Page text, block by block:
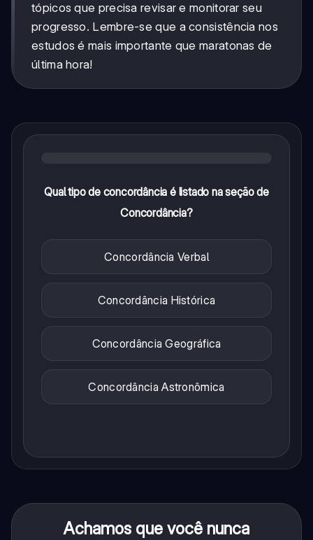
tópicos que precisa revisar e monitorar seu
progresso. Lembre-se que a consistência nos
estudos é mais importante que maratonas de
última hora!
Qual tipo de concordância é listado na seção de
Concordância?
Concordância Verbal
Concordância Histórica
Concordância Geográfica
Concordância Astronômica
Achamos que você nunca